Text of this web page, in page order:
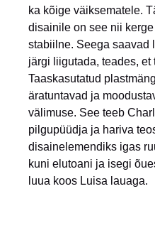
ka kõige väiksematele.
disainile on see nii
stabiilne. Seega saavad
järgi liigutada, teades, et
Taaskasutatud
äratuntavad ja
välimuse. See teeb
pilgupüüdja ja hariva
disainelemendiks igas
kuni elutoani ja isegi
luua koos Luisa lauaga.